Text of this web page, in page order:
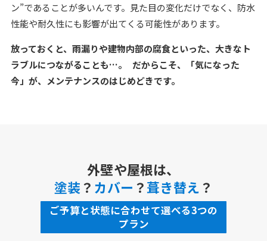
ン”であることが多いんです。見た目の変化だけでなく、防水
性能や耐久性にも影響が出てくる可能性があります。
放っておくと、雨漏りや建物内部の腐食といった、大きなト
ラブルにつながることも…。 だからこそ、「気になった
今」が、メンテナンスのはじめどきです。
外壁や屋根は、
塗装 ？ カバー ？葺き替え ？
ご予算と状態に合わせて選べる3つの
プラン